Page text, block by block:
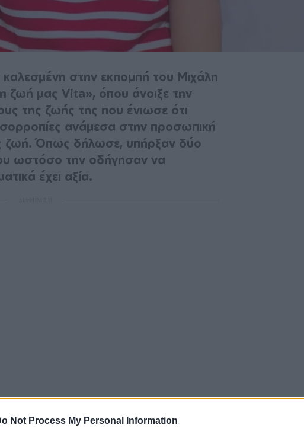
Not Process My Personal Information
στην εκπομπή του Μιχάλη
ζωή μας Vita», όπου άνοιξε την
της ζωής της που ένιωσε ότι
ανάμεσα στην προσωπική
ζωή. Όπως δήλωσε, υπήρξαν δύο
ωστόσο την οδήγησαν να
έχει αξία.